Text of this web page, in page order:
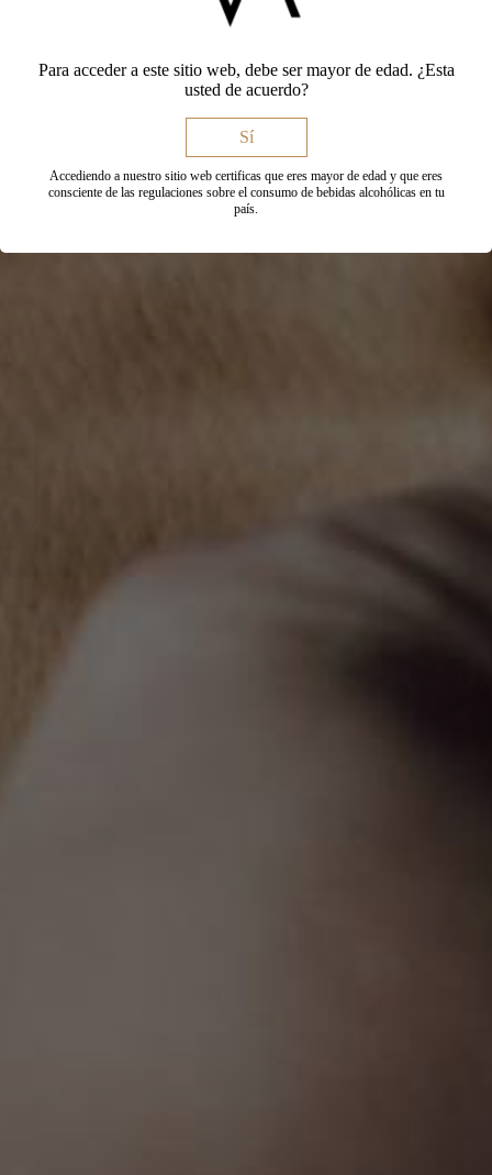
Para acceder a este sitio web, debe ser mayor de edad. ¿Esta
usted de acuerdo?
Sí
Accediendo a nuestro sitio web certificas que eres mayor de edad y que eres
consciente de las regulaciones sobre el consumo de bebidas alcohólicas en tu
país.